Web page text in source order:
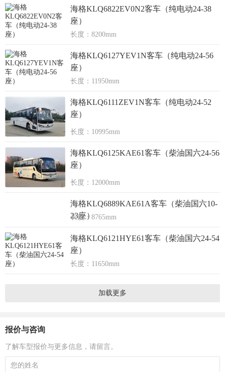
海格KLQ6822EV0N2客车（纯电动24-38
座）
长度：8200mm
海格KLQ6127YEV1N客车（纯电动24-56
座）
长度：11950mm
海格KLQ6111ZEV1N客车（纯电动24-52
座）
长度：10995mm
海格KLQ6125KAE61客车（柴油国六24-56
座）
长度：12000mm
海格KLQ6889KAE61A客车（柴油国六10-
23座）
长度：8765mm
海格KLQ6121HYE61客车（柴油国六24-54
座）
长度：11650mm
加载更多
报价与咨询
了解车型报价与更多信息，请留言。